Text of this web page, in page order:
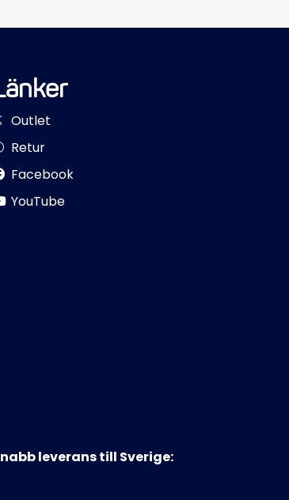
Outlet
Retur
Facebook
YouTube
leverans till Sverige: